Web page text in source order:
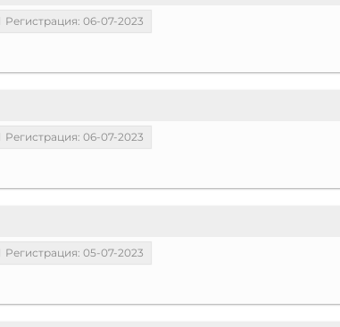
Регистрация: 06-07-2023
Регистрация: 06-07-2023
Регистрация: 05-07-2023